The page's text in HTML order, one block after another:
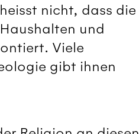
nicht, dass die
und
Viele
gibt ihnen